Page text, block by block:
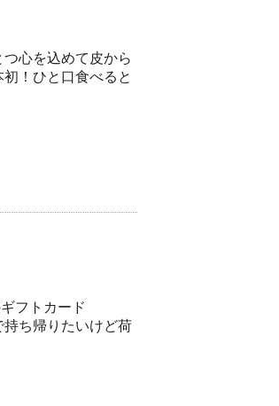
心を込めて皮から
！ひと口食べると
フトカード
ち帰りたいけど荷